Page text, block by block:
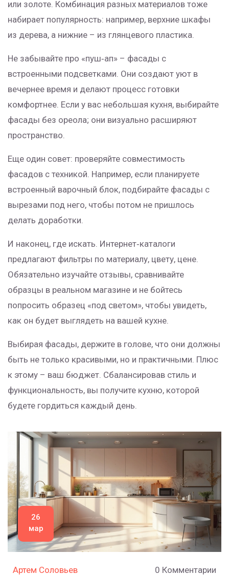
или золоте. Комбинация разных материалов тоже
набирает популярность: например, верхние шкафы
из дерева, а нижние – из глянцевого пластика.
Не забывайте про «пуш‑ап» – фасады с
встроенными подсветками. Они создают уют в
вечернее время и делают процесс готовки
комфортнее. Если у вас небольшая кухня, выбирайте
фасады без ореола; они визуально расширяют
пространство.
Еще один совет: проверяйте совместимость
фасадов с техникой. Например, если планируете
встроенный варочный блок, подбирайте фасады с
вырезами под него, чтобы потом не пришлось
делать доработки.
И наконец, где искать. Интернет‑каталоги
предлагают фильтры по материалу, цвету, цене.
Обязательно изучайте отзывы, сравнивайте
образцы в реальном магазине и не бойтесь
попросить образец «под светом», чтобы увидеть,
как он будет выглядеть на вашей кухне.
Выбирая фасады, держите в голове, что они должны
быть не только красивыми, но и практичными. Плюс
к этому – ваш бюджет. Сбалансировав стиль и
функциональность, вы получите кухню, которой
будете гордиться каждый день.
26
мар
Артем Соловьев 0 Комментарии